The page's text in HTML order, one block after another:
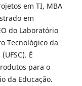
em TI, MBA
em
do Laboratório
Tecnológico da
É
para o
da Educação.